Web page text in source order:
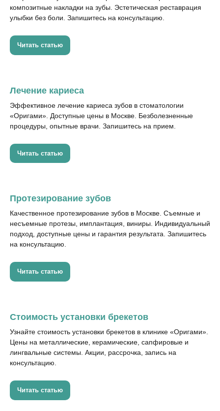
композитные накладки на зубы. Эстетическая реставрация
улыбки без боли. Запишитесь на консультацию.
Читать статью
Лечение кариеса
Эффективное лечение кариеса зубов в стоматологии
«Оригами». Доступные цены в Москве. Безболезненные
процедуры, опытные врачи. Запишитесь на прием.
Читать статью
Протезирование зубов
Качественное протезирование зубов в Москве. Съемные и
несъемные протезы, имплантация, виниры. Индивидуальный
подход, доступные цены и гарантия результата. Запишитесь
на консультацию.
Читать статью
Стоимость установки брекетов
Узнайте стоимость установки брекетов в клинике «Оригами».
Цены на металлические, керамические, сапфировые и
лингвальные системы. Акции, рассрочка, запись на
консультацию.
Читать статью
Медицинская лицензия
Л041-01137-
ООО СЦПИ №1
ИНН 7734457210
ОГРН 1227700439119
© Оригами 2026
Карта сайта
Мы не рекомендуем использование социальных сетей компании
Meta: Facebook и Instagram в связи с признанием 21 марта 2022
Meta Platforms Inc экстремистской организацией по статье 282.2 УК
РФ.
О
клинике
Контакты